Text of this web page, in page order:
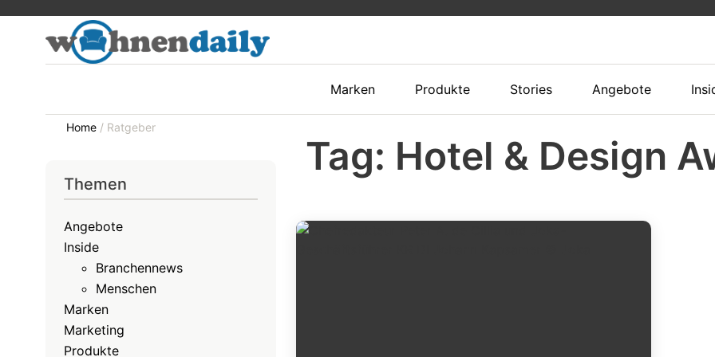
Marken Produkte Stories Angebote
Home / Ratgeber
Themen
Angebote
Inside
Branchennews
Menschen
Marken
Marketing
Produkte
Tag: Hotel & Design